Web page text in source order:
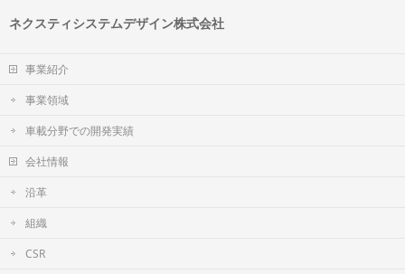
ネクスティシステムデザイン株式会社
事業紹介
事業領域
車載分野での開発実績
会社情報
沿革
組織
CSR